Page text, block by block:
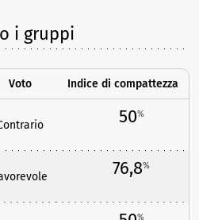
i gruppi
Voto Indice di compattezza
50%
76,8%
%